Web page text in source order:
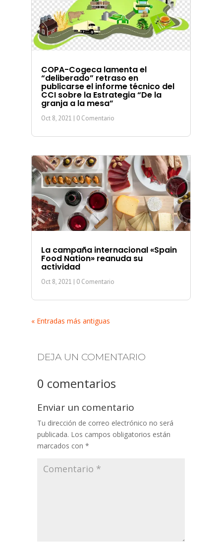
COPA-Cogeca lamenta el
“deliberado” retraso en
publicarse el informe técnico del
CCI sobre la Estrategia “De la
granja a la mesa”
Oct 8, 2021 | 0 Comentario
La campaña internacional «Spain
Food Nation» reanuda su
actividad
Oct 8, 2021 | 0 Comentario
« Entradas más antiguas
DEJA UN COMENTARIO
0 comentarios
Enviar un comentario
Tu dirección de correo electrónico no será
publicada. Los campos obligatorios están
marcados con *